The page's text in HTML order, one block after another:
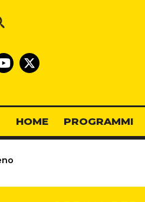
HOME PROGRAMMI